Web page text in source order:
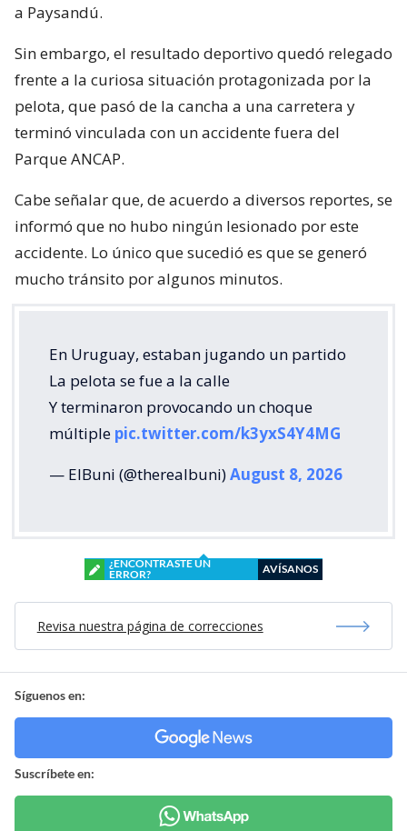
a Paysandú.
Sin embargo, el resultado deportivo quedó relegado
frente a la curiosa situación protagonizada por la
pelota, que pasó de la cancha a una carretera y
terminó vinculada con un accidente fuera del
Parque ANCAP.
Cabe señalar que, de acuerdo a diversos reportes, se
informó que no hubo ningún lesionado por este
accidente. Lo único que sucedió es que se generó
mucho tránsito por algunos minutos.
En Uruguay, estaban jugando un partido
La pelota se fue a la calle
Y terminaron provocando un choque
múltiple pic.twitter.com/k3yxS4Y4MG
— ElBuni (@therealbuni)August 8, 2026
¿ENCONTRASTE UN
ERROR?
AVÍSANOS
Revisa nuestra página de correcciones
Síguenos en:
Suscríbete en: